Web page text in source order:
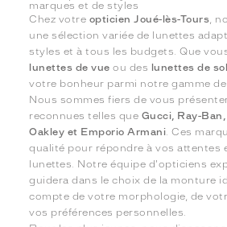
marques et de styles
Chez votre opticien Joué-lès-Tours,
une sélection variée de lunettes
styles et à tous les budgets. Que
lunettes de vue ou des lunettes de
votre bonheur parmi notre gamme
Nous sommes fiers de vous
reconnues telles que Gucci, Ray-
Oakley et Emporio Armani. Ces
qualité pour répondre à vos attentes
lunettes. Notre équipe d'opticiens
guidera dans le choix de la monture
compte de votre morphologie, de
vos préférences personnelles.